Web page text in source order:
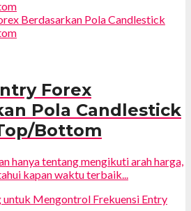
Forex
Pola Candlestick
Bottom
hanya tentang mengikuti arah harga,
kapan waktu terbaik...